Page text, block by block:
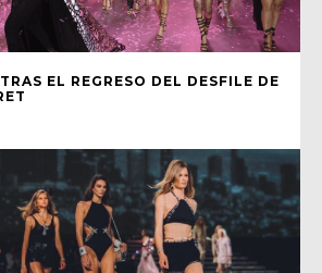
EL REGRESO DEL DESFILE DE